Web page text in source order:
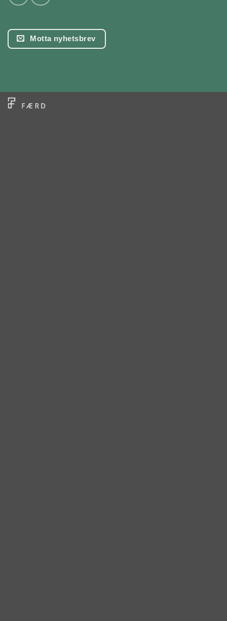
Motta nyhetsbrev